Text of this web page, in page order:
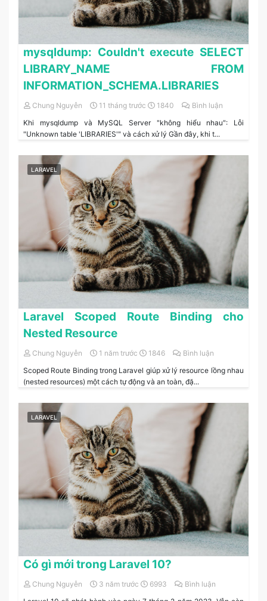
mysqldump: Couldn't execute SELECT
LIBRARY_NAME FROM
INFORMATION_SCHEMA.LIBRARIES
Chung Nguyễn 11 tháng trước 1840
Bình luận
Khi mysqldump và MySQL Server "không hiểu nhau": Lỗi
"Unknown table 'LIBRARIES'" và cách xử lý Gần đây, khi t...
LARAVEL
Laravel Scoped Route Binding cho
Nested Resource
Chung Nguyễn 1 năm trước 1846
Bình luận
Scoped Route Binding trong Laravel giúp xử lý resource lồng nhau
(nested resources) một cách tự động và an toàn, đặ...
LARAVEL
Có gì mới trong Laravel 10?
Chung Nguyễn 3 năm trước 6993
Bình luận